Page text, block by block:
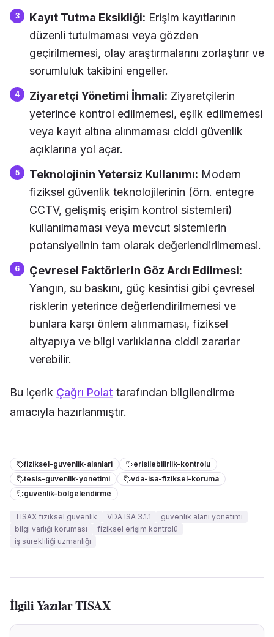
Kayıt Tutma Eksikliği: Erişim kayıtlarının
düzenli tutulmaması veya gözden
geçirilmemesi, olay araştırmalarını zorlaştırır ve
sorumluluk takibini engeller.
Ziyaretçi Yönetimi İhmali: Ziyaretçilerin
yeterince kontrol edilmemesi, eşlik edilmemesi
veya kayıt altına alınmaması ciddi güvenlik
açıklarına yol açar.
Teknolojinin Yetersiz Kullanımı: Modern
fiziksel güvenlik teknolojilerinin (örn. entegre
CCTV, gelişmiş erişim kontrol sistemleri)
kullanılmaması veya mevcut sistemlerin
potansiyelinin tam olarak değerlendirilmemesi.
Çevresel Faktörlerin Göz Ardı Edilmesi:
Yangın, su baskını, güç kesintisi gibi çevresel
risklerin yeterince değerlendirilmemesi ve
bunlara karşı önlem alınmaması, fiziksel
altyapıya ve bilgi varlıklarına ciddi zararlar
verebilir.
Bu içerik Çağrı Polat tarafından bilgilendirme
amacıyla hazırlanmıştır.
fiziksel-guvenlik-alanlari
erisilebilirlik-kontrolu
tesis-guvenlik-yonetimi
vda-isa-fiziksel-koruma
guvenlik-bolgelendirme
TISAX fiziksel güvenlik VDA ISA 3.1.1
güvenlik alanı yönetimi
bilgi varlığı koruması
fiziksel erişim kontrolü
iş sürekliliği uzmanlığı
İlgili YazılarTISAX